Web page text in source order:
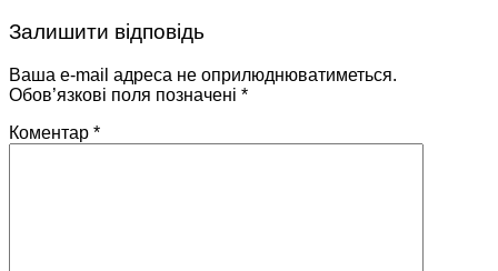
Залишити відповідь
Ваша e-mail адреса не оприлюднюватиметься.
Обов’язкові поля позначені *
Коментар *